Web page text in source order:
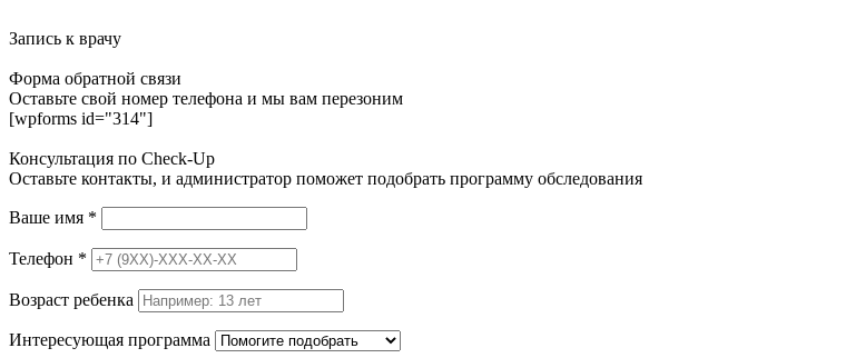
Запись к врачу
Форма обратной связи
Оставьте свой номер телефона и мы вам перезоним
[wpforms id="314"]
Консультация по Check-Up
Оставьте контакты, и администратор поможет подобрать программу обследования
Ваше имя *
Телефон *
Возраст ребенка
Интересующая программа